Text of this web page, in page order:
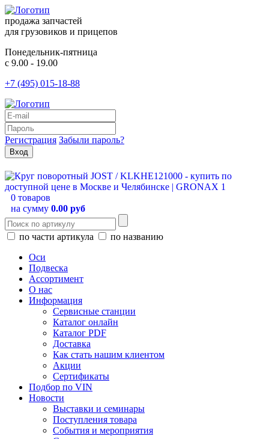
продажа запчастей
для грузовиков и прицепов
Понедельник-пятница
с 9.00 - 19.00
+7 (495) 015-18-88
Регистрация Забыли пароль?
0 товаров
на сумму 0.00 руб
по части артикула
по названию
Оси
Подвеска
Ассортимент
О нас
Информация
Сервисные станции
Каталог онлайн
Каталог PDF
Доставка
Как стать нашим клиентом
Акции
Сертификаты
Подбор по VIN
Новости
Выставки и семинары
Поступления товара
События и мероприятия